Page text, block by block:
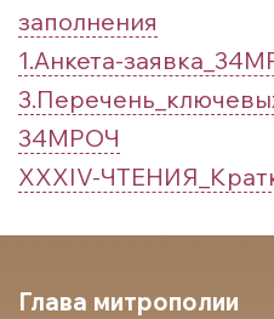
заполнения
1.Анкета-
34МРОЧ
XXХIV-
Глава митрополии